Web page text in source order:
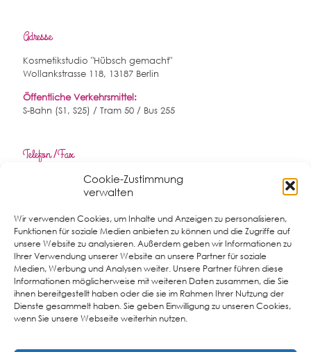
Cookie-Zustimmung
verwalten
Wir verwenden Cookies, um Inhalte und Anzeigen zu personalisieren,
Funktionen für soziale Medien anbieten zu können und die Zugriffe auf
unsere Website zu analysieren. Außerdem geben wir Informationen zu
Ihrer Verwendung unserer Website an unsere Partner für soziale
Medien, Werbung und Analysen weiter. Unsere Partner führen diese
Informationen möglicherweise mit weiteren Daten zusammen, die Sie
ihnen bereitgestellt haben oder die sie im Rahmen Ihrer Nutzung der
Dienste gesammelt haben. Sie geben Einwilligung zu unseren Cookies,
wenn Sie unsere Webseite weiterhin nutzen.
Adresse
Kosmetikstudio "Hübsch gemacht"
Wollankstrasse 118, 13187 Berlin
Öffentliche Verkehrsmittel:
S-Bahn (S1, S25) / Tram 50 / Bus 255
Telefon /Fax
T 030 51 73 66 30
F 030 46 72 58 92
E-Mail
info@nageldesign-pankow.de
Öffnungszeiten